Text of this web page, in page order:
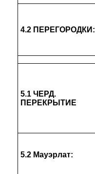
4.2 ПЕРЕГОРОДКИ:
5.1 ЧЕРД.
ПЕРЕКРЫТИЕ
5.2 Мауэрлат: